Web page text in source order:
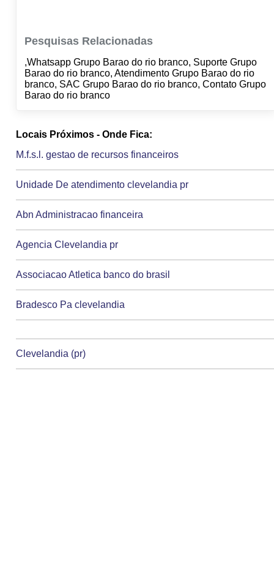
Pesquisas Relacionadas
,Whatsapp Grupo Barao do rio branco, Suporte Grupo
Barao do rio branco, Atendimento Grupo Barao do rio
branco, SAC Grupo Barao do rio branco, Contato Grupo
Barao do rio branco
Locais Próximos - Onde Fica:
M.f.s.l. gestao de recursos financeiros
Unidade De atendimento clevelandia pr
Abn Administracao financeira
Agencia Clevelandia pr
Associacao Atletica banco do brasil
Bradesco Pa clevelandia
Clevelandia (pr)